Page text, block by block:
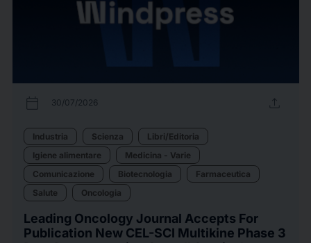
calendar_today 30/07/2026 upload
Industria Scienza
Libri/Editoria
Igiene alimentare
Medicina - Varie
Comunicazione
Biotecnologia
Farmaceutica
Salute
Oncologia
Leading Oncology Journal Accepts For
Publication New CEL-SCI Multikine Phase 3